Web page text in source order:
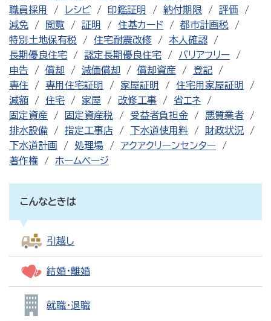
職員採用
レシピ 印鑑証明 納付期限
評価
減免
閲覧 証明 住基カード
都市計画税
特別土地保有税
住宅耐震改修
本人確認
長期優良住宅
認定長期優良住宅
バリアフリー
申告
償却 減価償却 償却資産
登記
専住
専用住宅証明 家屋証明
住宅用家屋証明
減額
住宅 家屋 改修工事
省エネ
固定資産
固定資産税 受益者負担金
悪質業者
排水設備
指定工事店 下水道使用料
財政状況
下水道計画
処理場
アクアクリーンセンター
著作権
ホームページ
こんなときは
引越し
結婚・離婚
就職・退職